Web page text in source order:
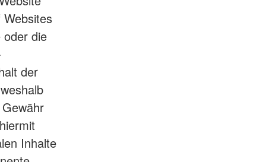
die
der
Inhalte